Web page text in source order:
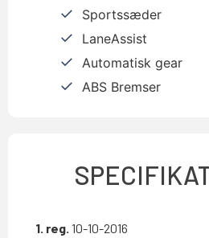
Sportssæder
LaneAssist
Automatisk gear
ABS Bremser
1. reg. 10-10-2016